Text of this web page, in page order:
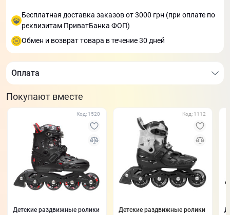
Бесплатная доставка заказов от 3000 грн (при оплате по
реквизитам ПриватБанка ФОП)
Обмен и возврат товара в течение 30 дней
Оплата
Покупают вместе
Код: 1520
Детские раздвижные ролики
Код: 1112
Детские раздвижные ролики